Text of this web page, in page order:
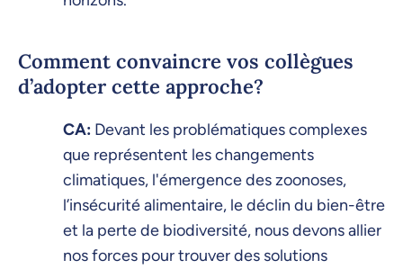
Comment convaincre vos collègues
d’adopter cette approche?
CA: Devant les problématiques complexes
que représentent les changements
climatiques, l'émergence des zoonoses,
l’insécurité alimentaire, le déclin du bien-être
et la perte de biodiversité, nous devons allier
nos forces pour trouver des solutions